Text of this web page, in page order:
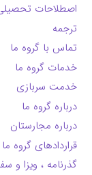
اصطلاحات
ترجمه
تماس با گروه ما
خدمات گروه ما
خدمت سربازی
درباره گروه ما
درباره مجارستان
قراردادهای گروه ما
گذرنامه ، ویزا و